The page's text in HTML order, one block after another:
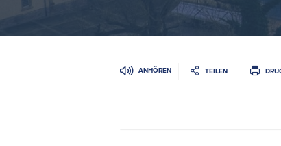
ANHÖREN TEILEN